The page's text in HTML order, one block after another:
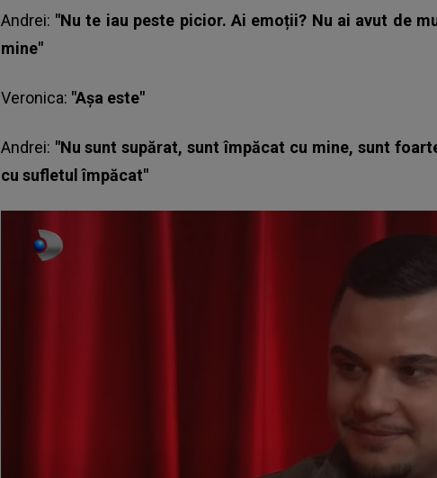
Andrei: "Nu te iau peste picior. Ai emoții? Nu ai avut de
mine"
Veronica: "Așa este"
Andrei: "Nu sunt supărat, sunt împăcat cu mine, sunt
cu sufletul împăcat"